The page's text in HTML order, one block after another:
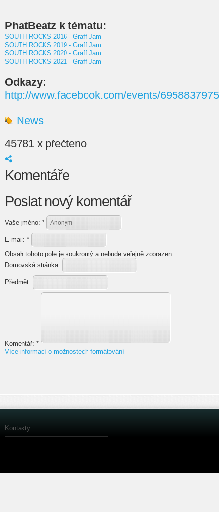
PhatBeatz k tématu:
SOUTH ROCKS 2016 - Graff Jam
SOUTH ROCKS 2019 - Graff Jam
SOUTH ROCKS 2020 - Graff Jam
SOUTH ROCKS 2021 - Graff Jam
Odkazy:
http://www.facebook.com/events/
News
45781 x přečteno
Komentáře
Poslat nový komentář
Vaše jméno: *
E-mail: *
Obsah tohoto pole je soukromý a nebude veřejně zobrazen.
Domovská stránka:
Předmět:
Komentář: *
Více informací o možnostech formátování
Kontakty